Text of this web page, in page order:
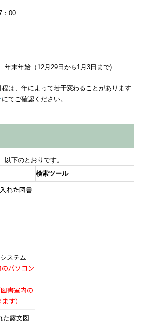
00
年末年始（12月29日から1月3日まで)
は、年によって若干変わることがあります
にてご確認ください。
以下のとおりです。
検索ツール
れた図書
ステム
のパソコン
図書室内の
す）
た露文図